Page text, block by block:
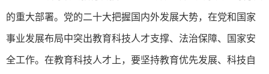
的重大部署。党的二十大把握国内外发展大势，在党和国家
事业发展布局中突出教育科技人才支撑、法治保障、国家安
全工作。在教育科技人才上，要坚持教育优先发展、科技自